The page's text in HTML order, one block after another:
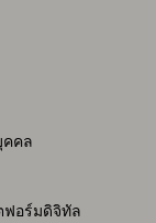
คล
ฟอร์มดิจิทัล